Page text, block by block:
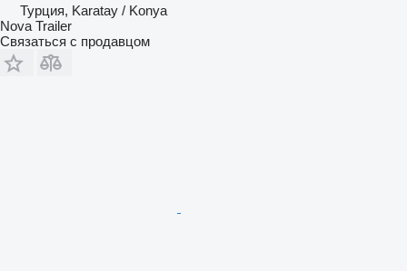
Турция, Karatay / Konya
Nova Trailer
Связаться с продавцом